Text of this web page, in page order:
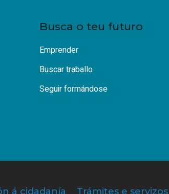
Busca o teu futuro
Emprender
Buscar traballo
Seguir formándose
á cidadanía Trámites e servizos